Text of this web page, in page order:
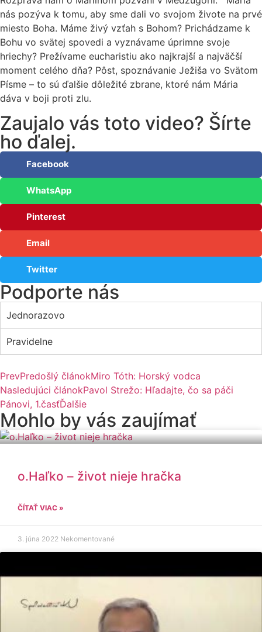
nás pozýva k tomu, aby sme dali vo svojom živote na prvé
miesto Boha. Máme živý vzťah s Bohom? Prichádzame k
Bohu vo svätej spovedi a vyznávame úprimne svoje
hriechy? Prežívame eucharistiu ako najkrajší a najväčší
moment celého dňa? Pôst, spoznávanie Ježiša vo Svätom
Písme – to sú ďalšie dôležité zbrane, ktoré nám Mária
dáva v boji proti zlu.
Zaujalo vás toto video? Šírte
ho ďalej.
Facebook
WhatsApp
Pinterest
Email
Twitter
Podporte nás
Jednorazovo
Pravidelne
PrevPredošlý článokMiro Tóth: Horský vodca
Nasledujúci článokPavol Strežo: Hľadajte, čo sa páči
Pánovi, 1.časťĎalšie
Mohlo by vás zaujímať
o.Haľko – život nieje hračka
ČÍTAŤ VIAC »
3. júna 2022 Nekomentované